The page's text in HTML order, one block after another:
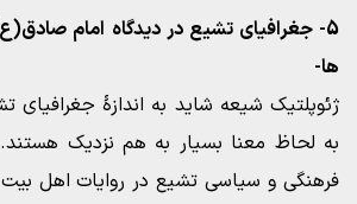
5- جغرافیای تشیع در دیدگاه امام
ها-
ژئوپلتیک شیعه شاید به اندازۀ جغرافیای
به لحاظ معنا بسیار به هم نزدیک
فرهنگی و سیاسی تشیع در روایات اهل